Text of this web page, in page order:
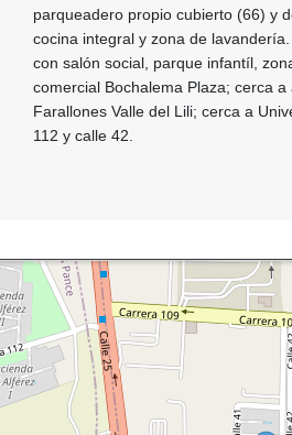
parqueadero propio cubierto (66) y
cocina integral y zona de
con salón social, parque infantíl,
comercial Bochalema Plaza; cerca
Farallones Valle del Lili; cerca a
112 y calle 42.